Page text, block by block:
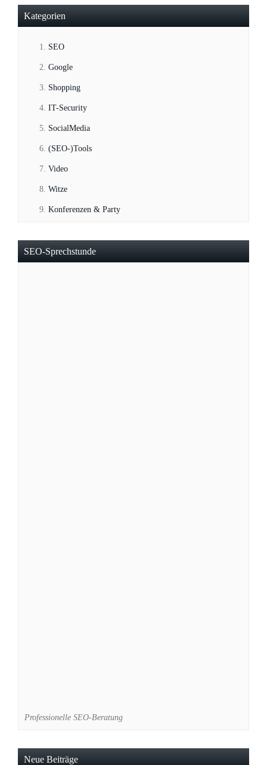
Kategorien
SEO
Google
Shopping
IT-Security
SocialMedia
(SEO-)Tools
Video
Witze
Konferenzen & Party
SEO-Sprechstunde
Professionelle SEO-Beratung
Neue Beiträge